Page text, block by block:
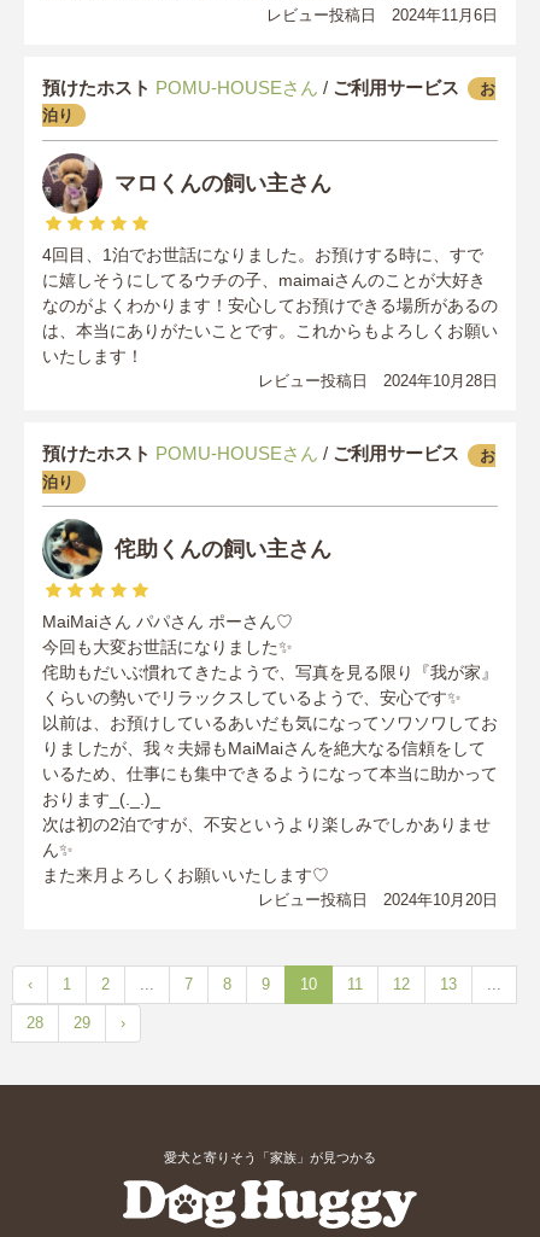
レビュー投稿日 2024年11月6日
預けたホスト POMU-HOUSEさん / ご利用サービス
お
泊り
マロくんの飼い主さん
4回目、1泊でお世話になりました。お預けする時に、すで
に嬉しそうにしてるウチの子、maimaiさんのことが大好き
なのがよくわかります！安心してお預けできる場所があるの
は、本当にありがたいことです。これからもよろしくお願い
いたします！
レビュー投稿日 2024年10月28日
預けたホスト POMU-HOUSEさん / ご利用サービス
お
泊り
侘助くんの飼い主さん
MaiMaiさん パパさん ポーさん♡
今回も大変お世話になりました✨
侘助もだいぶ慣れてきたようで、写真を見る限り『我が家』
くらいの勢いでリラックスしているようで、安心です✨
以前は、お預けしているあいだも気になってソワソワしてお
りましたが、我々夫婦もMaiMaiさんを絶大なる信頼をして
いるため、仕事にも集中できるようになって本当に助かって
おります_(._.)_
次は初の2泊ですが、不安というより楽しみでしかありませ
ん✨️
また来月よろしくお願いいたします♡
レビュー投稿日 2024年10月20日
‹ 1 2 7 8 9 10 11 12 13
28 29 ›
愛犬と寄りそう「家族」が見つかる